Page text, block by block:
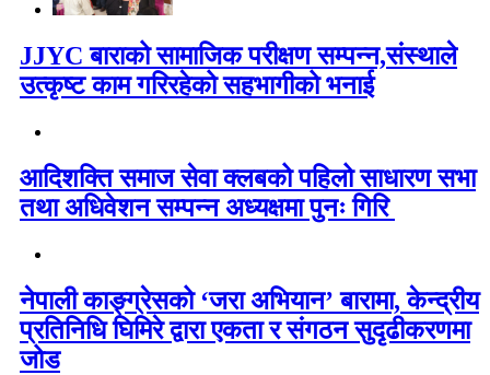
JJYC बाराको सामाजिक परीक्षण सम्पन्न,संस्थाले
उत्कृष्ट काम गरिरहेको सहभागीको भनाई
आदिशक्ति समाज सेवा क्लबको पहिलो साधारण सभा
तथा अधिवेशन सम्पन्न अध्यक्षमा पुनः गिरि
नेपाली काङ्ग्रेसको ‘जरा अभियान’ बारामा, केन्द्रीय
प्रतिनिधि घिमिरे द्वारा एकता र संगठन सुदृढीकरणमा
जोड